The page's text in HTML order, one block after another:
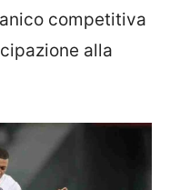
competitiva
alla